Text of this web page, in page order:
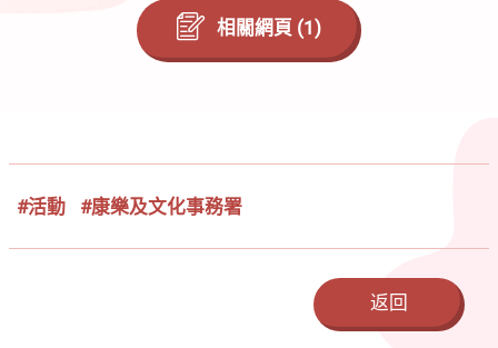
相關網頁 (1)
#活動 #康樂及文化事務署
返回